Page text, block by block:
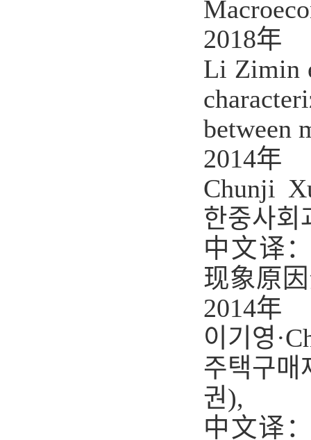
2018年
Li Zimin
between
2014年
Chunji
한중사회
中文译
现象原
2014年
이기영 ·
주택구매
권),
中文译